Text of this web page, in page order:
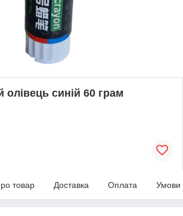
синій 60 грам
товар Доставка Оплата Умови